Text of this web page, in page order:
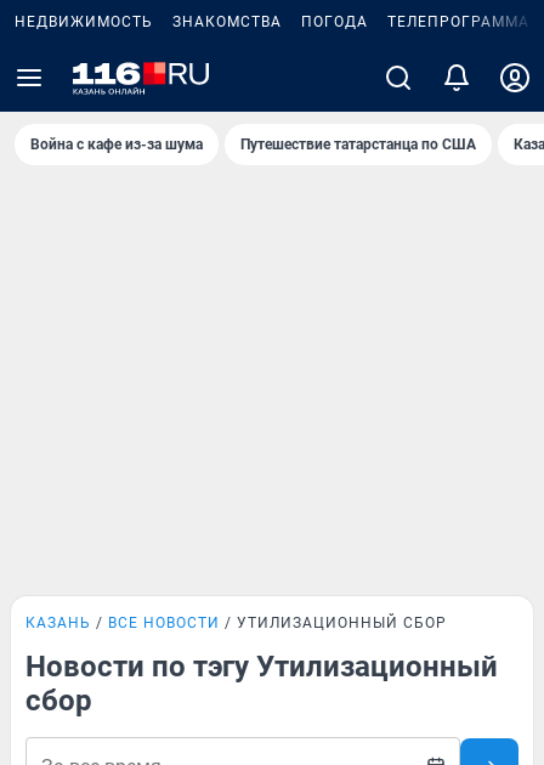
НЕДВИЖИМОСТЬ ЗНАКОМСТВА ПОГОДА ТЕЛЕПРОГРАММА
Война с кафе из-за шума Путешествие татарстанца по США
КАЗАНЬ ВСЕ НОВОСТИ УТИЛИЗАЦИОННЫЙ СБОР
Новости по тэгу Утилизационный
сбор